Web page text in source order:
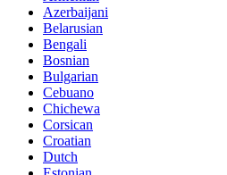
Azerbaijani
Belarusian
Bengali
Bosnian
Bulgarian
Cebuano
Chichewa
Corsican
Croatian
Dutch